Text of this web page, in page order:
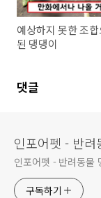
예상하지 못한 조
된 댕댕이
댓글
인포어펫 - 반려
인포어펫 - 반려동물
구독하기